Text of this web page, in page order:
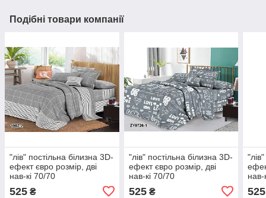
Подібні товари компанії
"лів" постільна білизна 3D-
ефект євро розмір, дві
нав-кі 70/70
525 ₴
"лів" постільна білизна 3D-
ефект євро розмір, дві
нав-кі 70/70
525₴
нав-
525